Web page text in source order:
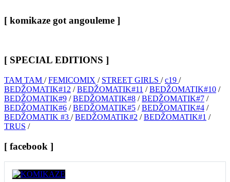
[ komikaze got angouleme ]
[ SPECIAL EDITIONS ]
TAM TAM /FEMICOMIX / STREET GIRLS /c19 /
BEDŽOMATIK#12 /BEDŽOMATIK#11 /BEDŽOMATIK#10 /
BEDŽOMATIK#9 /BEDŽOMATIK#8 /BEDŽOMATIK#7 /
BEDŽOMATIK#6 /BEDŽOMATIK#5 /BEDŽOMATIK#4 /
BEDŽOMATIK #3 /BEDŽOMATIK#2 /BEDŽOMATIK#1 /
TRUS /
[ facebook ]